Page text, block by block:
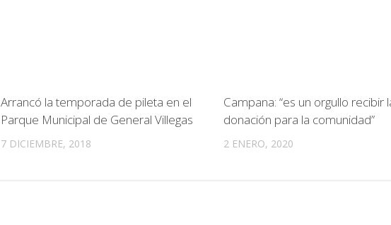
Arrancó la temporada de pileta en el
Parque Municipal de General Villegas
7 DICIEMBRE, 2018
Campana: “es un orgullo recibir
donación para la comunidad”
2 ENERO, 2020